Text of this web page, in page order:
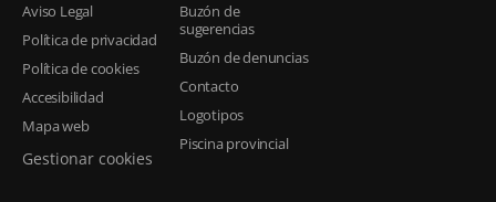
Aviso Legal
Política de privacidad
Política de cookies
Accesibilidad
Mapa web
Gestionar cookies
Buzón de
sugerencias
Buzón de denuncias
Contacto
Logotipos
Piscina provincial